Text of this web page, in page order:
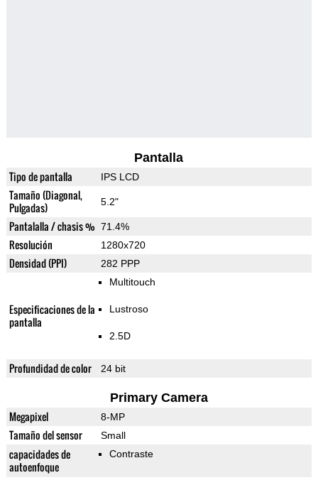
Pantalla
Tipo de pantalla IPS LCD
Tamaño (Diagonal,
Pulgadas)
5.2"
Pantalalla / chasis % 71.4%
Resolución 1280x720
Densidad (PPI) 282 PPP
Especificaciones de la
pantalla
Multitouch
Lustroso
2.5D
Profundidad de color 24 bit
Primary Camera
Megapixel 8-MP
Tamaño del sensor Small
capacidades de
autoenfoque
Contraste